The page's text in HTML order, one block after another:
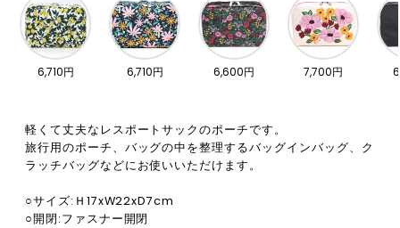
6,710円 6,710円 6,600円 7,700円
軽くて丈夫なレスポートサックのポーチです。
旅行用のポーチ、バッグの中を整理するバッグインバッグ、ク
ラッチバッグなどにお使いいただけます。
○サイズ:Ｈ17xW22xD7cm
○開閉:ファスナー開閉